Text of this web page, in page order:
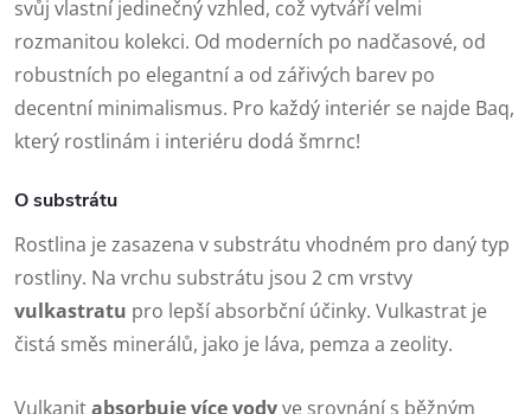
svůj vlastní jedinečný vzhled, což vytváří velmi
rozmanitou kolekci. Od moderních po nadčasové, od
robustních po elegantní a od zářivých barev po
decentní minimalismus. Pro každý interiér se najde Baq,
který rostlinám i interiéru dodá šmrnc!
O substrátu
Rostlina je zasazena v substrátu vhodném pro daný typ
rostliny. Na vrchu substrátu jsou 2 cm vrstvy
vulkastratu pro lepší absorbční účinky. Vulkastrat je
čistá směs minerálů, jako je láva, pemza a zeolity.
Vulkanitabsorbuje více vodyve srovnání s běžným